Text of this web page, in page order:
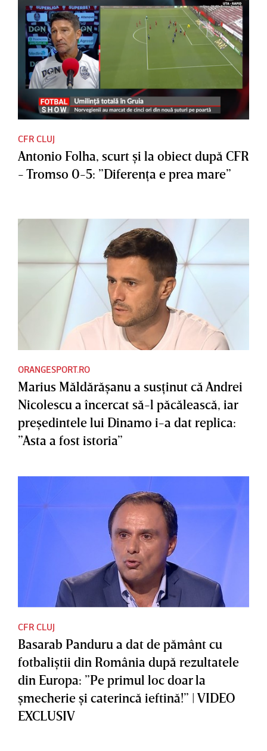
CFR CLUJ
Antonio Folha, scurt şi la obiect după CFR
- Tromso 0-5: ”Diferenţa e prea mare”
ORANGESPORT.RO
Marius Măldărăşanu a susţinut că Andrei
Nicolescu a încercat să-l păcălească, iar
preşedintele lui Dinamo i-a dat replica:
”Asta a fost istoria”
CFR CLUJ
Basarab Panduru a dat de pământ cu
fotbaliştii din România după rezultatele
din Europa: ”Pe primul loc doar la
şmecherie şi caterincă ieftină!” | VIDEO
EXCLUSIV